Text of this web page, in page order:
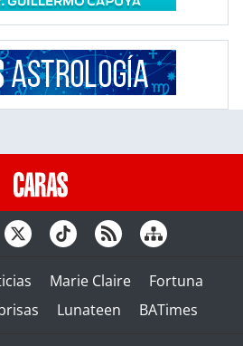
Marie Claire
Fortuna
Lunateen BATimes